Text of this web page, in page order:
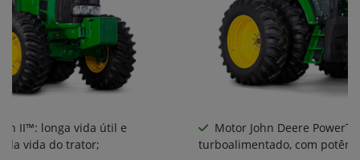
II™: longa vida útil e
da vida do trator;
Motor John Deere
turboalimentado, com